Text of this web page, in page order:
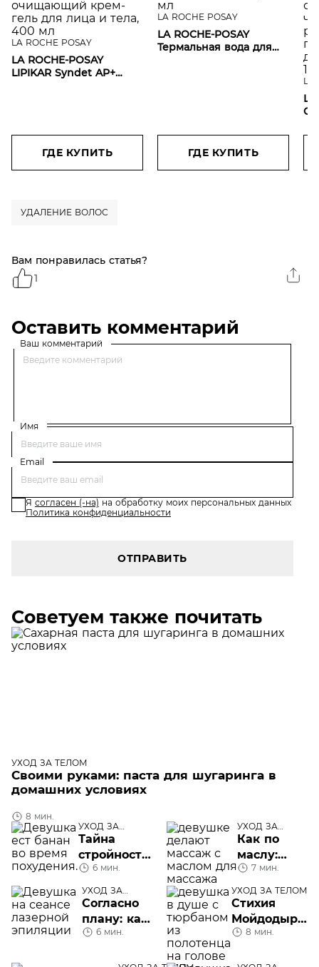
LA ROCHE POSAY
LA ROCHE-POSAY
LIPIKAR Syndet AP+
ГДЕ КУПИТЬ
LA ROCHE POSAY
LA ROCHE-POSAY
Термальная вода для
ГДЕ КУПИТЬ
LA
LA
УДАЛЕНИЕ ВОЛОС
Вам понравилась статья?
1
Оставить комментарий
Ваш комментарий
Имя
Email
Я согласен (-на) на обработку моих персональных данных
Политика конфиденциальности
ОТПРАВИТЬ
Советуем также почитать
УХОД ЗА ТЕЛОМ
Своими руками: паста для шугаринга в
домашних условиях
8 мин.
УХОД ЗА
ТЕЛОМ
Тайна
стройности:
можно ли
есть
бананы
при
похудении
6 мин.
УХОД ЗА
ТЕЛОМ
Как по
маслу:
выбираем
масло для
массажа
7 мин.
УХОД ЗА
ТЕЛОМ
Согласно
плану: как
часто
6 мин.
УХОД ЗА ТЕЛОМ
Стихия
Мойдодыра:
как часто
8 мин.